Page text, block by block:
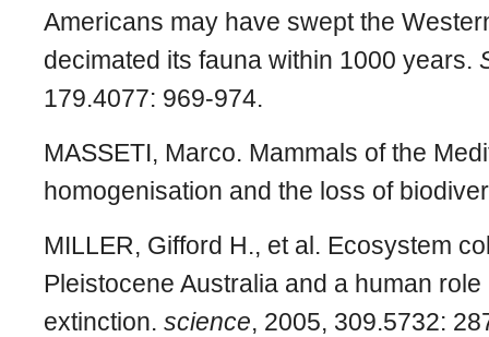
Americans may have swept the
decimated its fauna within 1000 years.
179.4077: 969-974.
MASSETI, Marco. Mammals of the
homogenisation and the loss of
MILLER, Gifford H., et al. Ecosystem
Pleistocene Australia and a human
extinction. science, 2005, 309.5732: